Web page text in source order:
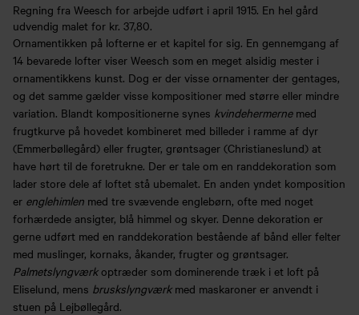
Regning fra Weesch for arbejde udført i april 1915. En hel gård
udvendig malet for kr. 37,80.
Ornamentikken på lofterne er et kapitel for sig. En gennemgang af
14 bevarede lofter viser Weesch som en meget alsidig mester i
ornamentikkens kunst. Dog er der visse ornamenter der gentages,
og det samme gælder visse kompositioner med større eller mindre
variation. Blandt kompositionerne synes kvindehermernemed
frugtkurve på hovedet kombineret med billeder i ramme af dyr
(Emmerbøllegård) eller frugter, grøntsager (Christianeslund) at
have hørt til de foretrukne. Der er tale om en randdekoration som
lader store dele af loftet stå ubemalet. En anden yndet komposition
er englehimlen med tre svævende englebørn, ofte med noget
forhærdede ansigter, blå himmel og skyer. Denne dekoration er
gerne udført med en randdekoration bestående af bånd eller felter
med muslinger, kornaks, åkander, frugter og grøntsager.
Palmetslyngværkoptræder som dominerende træk i et loft på
Eliselund, mens bruskslyngværkmed maskaroner er anvendt i
stuen på Lejbøllegård.